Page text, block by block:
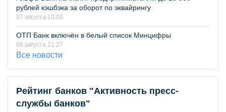
рублей кэшбэка за оборот по эквайрингу
07 августа 10:00
ОТП Банк включён в белый список Минцифры
06 августа 21:27
Все новости
Рейтинг банков "Активность пресс-
службы банков"